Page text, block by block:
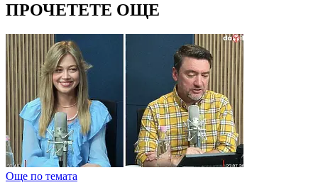
ПРОЧЕТЕТЕ ОЩЕ
Още по темата